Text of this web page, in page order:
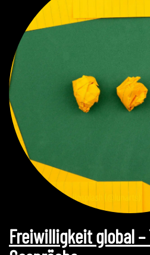
Freiwilligkeit global –